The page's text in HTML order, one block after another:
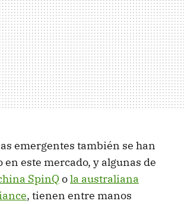
emergentes también se han
en este mercado, y algunas de
SpinQ ola australiana
, tienen entre manos